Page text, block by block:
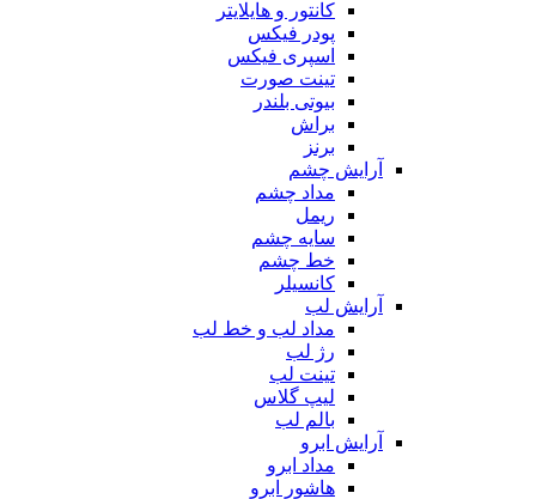
کانتور و هایلایتر
پودر فیکس
اسپری فیکس
تینت صورت
بیوتی بلندر
براش
برنز
آرایش چشم
مداد چشم
ریمل
سایه چشم
خط چشم
کانسیلر
آرایش لب
مداد لب و خط لب
رژ لب
تینت لب
لیپ گلاس
بالم لب
آرایش ابرو
مداد ابرو
هاشور ابرو